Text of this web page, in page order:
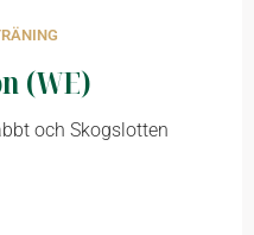
(WE)
och Skogslotten